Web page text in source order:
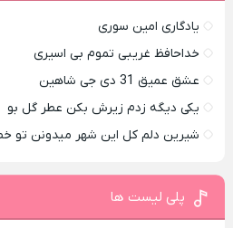
یادگاری امین سوری
خداحافظ غریبی تموم بی اسیری
عشق عمیق 31 دی جی شاهین
یکی دیگه زدم زیرش بکن عطر گل بو
شیرین دلم کل این شهر میدونن تو
پلی لیست ها